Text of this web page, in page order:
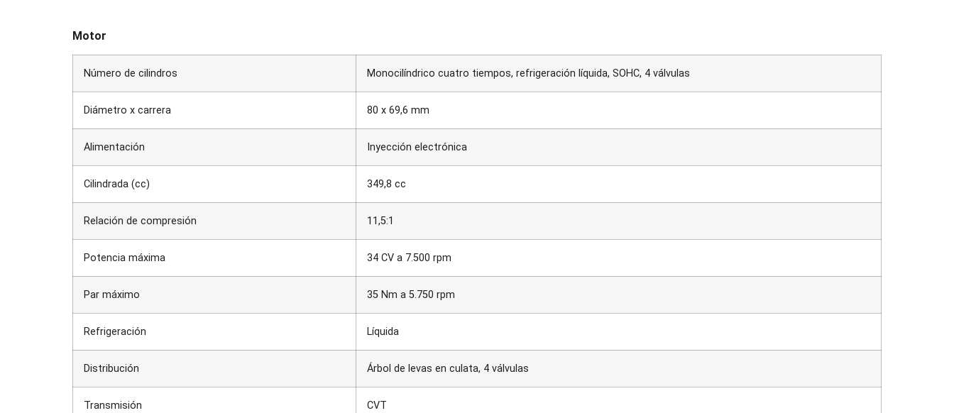
Motor
Número de cilindros Monocilíndrico cuatro tiempos, refrigeración líquida, SOHC, 4 válvulas
Diámetro x carrera 80 x 69,6 mm
Alimentación Inyección electrónica
Cilindrada (cc) 349,8 cc
Relación de compresión 11,5:1
Potencia máxima 34 CV a 7.500 rpm
Par máximo 35 Nm a 5.750 rpm
Refrigeración Líquida
Distribución Árbol de levas en culata, 4 válvulas
Transmisión CVT